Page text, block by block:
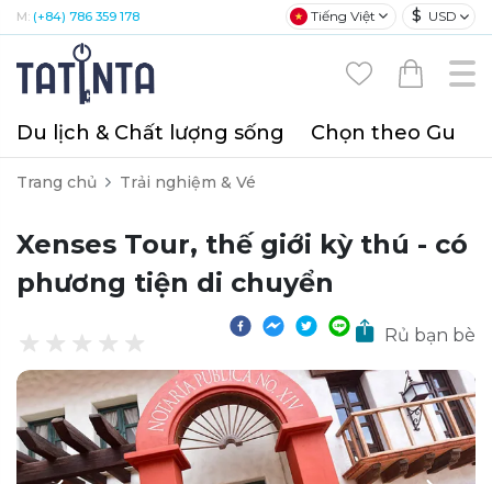
M: (+84) 786 359 178 Tiếng Việt $ USD
Du lịch & Chất lượng sống Chọn theo Gu
Trang chủ Trải nghiệm & Vé
Xenses Tour, thế giới kỳ thú - có
phương tiện di chuyển
Rủ bạn bè